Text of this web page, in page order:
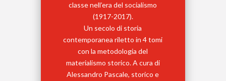
classe nell’era del socialismo
(1917-2017).
Un secolo di storia
contemporanea riletto in 4 tomi
con la metodologia del
materialismo storico. A cura di
Alessandro Pascale, storico e